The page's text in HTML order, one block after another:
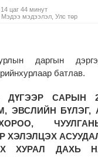
цаг 44 минут
Мэдээ мэдээлэл ,Улс төр
даргын
батлав.
ДҮГЭЭР САРЫН
ЭВСЛИЙН БҮЛЭГ,
ХЭЛЭЛЦЭХ
ХУРАЛ ДАХЬ